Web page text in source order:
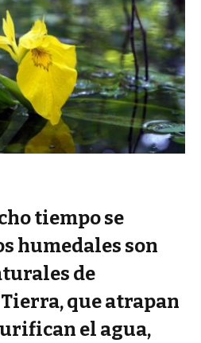
tiempo se
humedales son
de
que atrapan
el agua,